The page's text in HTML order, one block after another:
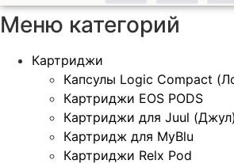
Меню категорий
Картриджи
Капсулы Logic Compact
Картриджи EOS PODS
Картриджи для Juul (Джул)
Картридж для MyBlu
Картриджи Relx Pod